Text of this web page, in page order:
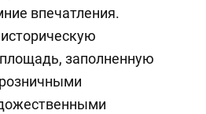
впечатления.
заполненную